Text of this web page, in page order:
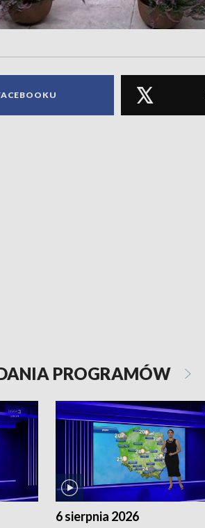
PROGRAMÓW
6 sierpnia 2026